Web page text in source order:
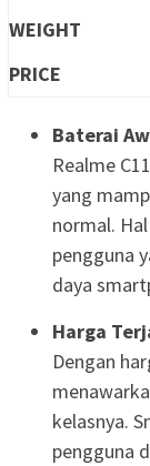
WEIGHT
PRICE
Baterai
Realme
yang
normal.
pengguna
daya
Harga
Dengan
kelasnya.
pengguna